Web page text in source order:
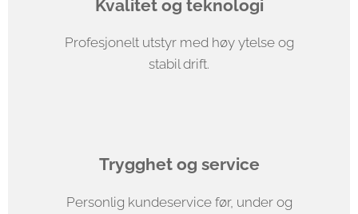
Kvalitet og teknologi
Profesjonelt utstyr med høy ytelse og
stabil drift.
Trygghet og service
Personlig kundeservice før, under og